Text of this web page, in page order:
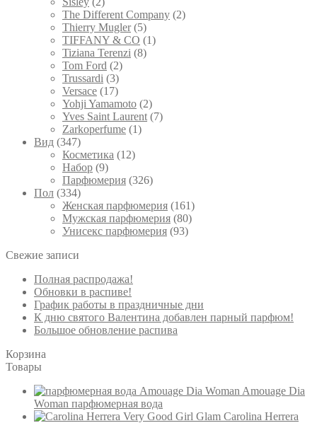
The Different Company (2)
Thierry Mugler (5)
TIFFANY & CO (1)
Tiziana Terenzi (8)
Tom Ford (2)
Trussardi (3)
Versace (17)
Yohji Yamamoto (2)
Yves Saint Laurent (7)
Zarkoperfume (1)
Вид (347)
Косметика (12)
Набор (9)
Парфюмерия (326)
Пол (334)
Женская парфюмерия (161)
Мужская парфюмерия (80)
Унисекс парфюмерия (93)
Свежие записи
Полная распродажа!
Обновки в распиве!
График работы в праздничные дни
К дню святого Валентина добавлен парный парфюм!
Большое обновление распива
Корзина
Товары
Amouage Dia
Woman парфюмерная вода
Carolina Herrera